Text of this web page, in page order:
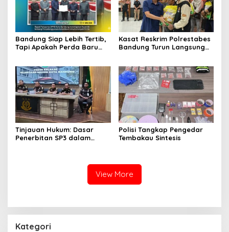
Bandung Siap Lebih Tertib,
Tapi Apakah Perda Baru
Kasat Reskrim Polrestabes
Bandung Turun Langsung
Tinjauan Hukum: Dasar
Penerbitan SP3 dalam
Polisi Tangkap Pengedar
Tembakau Sintesis
View More
Kategori